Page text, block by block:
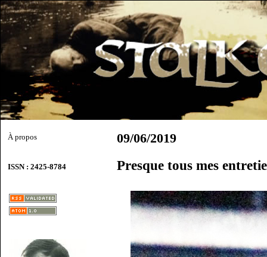
À propos
ISSN : 2425-8784
09/06/2019
Presque tous mes